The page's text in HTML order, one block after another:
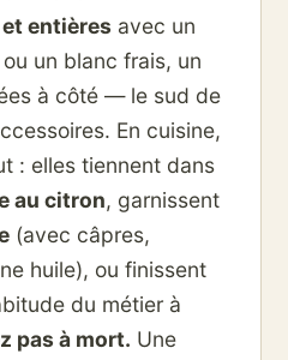
entières avec un
un blanc frais, un
à côté — le sud de
En cuisine,
: elles tiennent dans
au citron, garnissent
(avec câpres,
huile), ou finissent
du métier à
pas à mort. Une